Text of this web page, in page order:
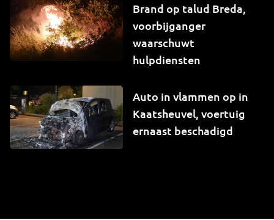
Brand op talud Breda,
voorbijganger
waarschuwt
hulpdiensten
Auto in vlammen op in
Kaatsheuvel, voertuig
ernaast beschadigd